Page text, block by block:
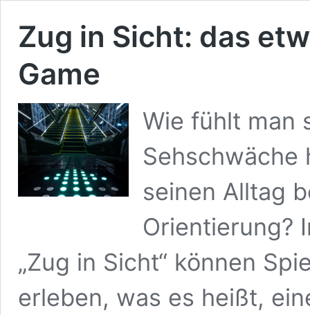
Zug in Sicht: das
Game
Wie fühlt man
Sehschwäche
seinen Alltag
Orientierung?
„Zug in Sicht“ können
erleben, was es heißt,